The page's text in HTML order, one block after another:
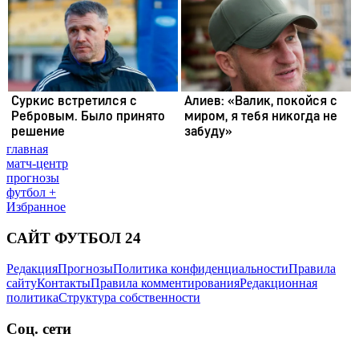
главная
матч-центр
прогнозы
футбол +
Избранное
САЙТ ФУТБОЛ 24
РедакцияПрогнозыПолитика конфиденциальностиПравила
сайтуКонтактыПравила комментированияРедакционная
политикаСтруктура собственности
Соц. сети